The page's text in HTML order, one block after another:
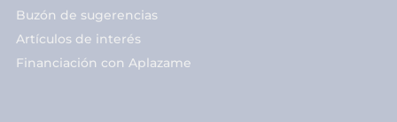
Buzón de sugerencias
Artículos de interés
Financiación con Aplazame